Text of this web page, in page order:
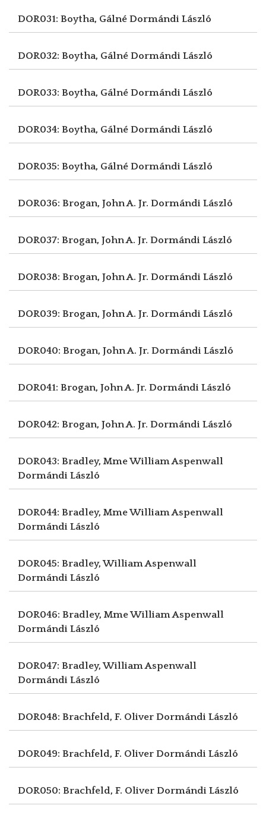
DOR031: Boytha, Gálné Dormándi László
DOR032: Boytha, Gálné Dormándi László
DOR033: Boytha, Gálné Dormándi László
DOR034: Boytha, Gálné Dormándi László
DOR035: Boytha, Gálné Dormándi László
DOR036: Brogan, John A. Jr. Dormándi László
DOR037: Brogan, John A. Jr. Dormándi László
DOR038: Brogan, John A. Jr. Dormándi László
DOR039: Brogan, John A. Jr. Dormándi László
DOR040: Brogan, John A. Jr. Dormándi László
DOR041: Brogan, John A. Jr. Dormándi László
DOR042: Brogan, John A. Jr. Dormándi László
DOR043: Bradley, Mme William Aspenwall
Dormándi László
DOR044: Bradley, Mme William Aspenwall
Dormándi László
DOR045: Bradley, William Aspenwall
Dormándi László
DOR046: Bradley, Mme William Aspenwall
Dormándi László
DOR047: Bradley, William Aspenwall
Dormándi László
DOR048: Brachfeld, F. Oliver Dormándi László
DOR049: Brachfeld, F. Oliver Dormándi László
DOR050: Brachfeld, F. Oliver Dormándi László